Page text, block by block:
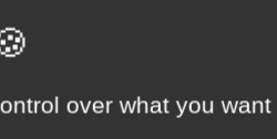
over what you